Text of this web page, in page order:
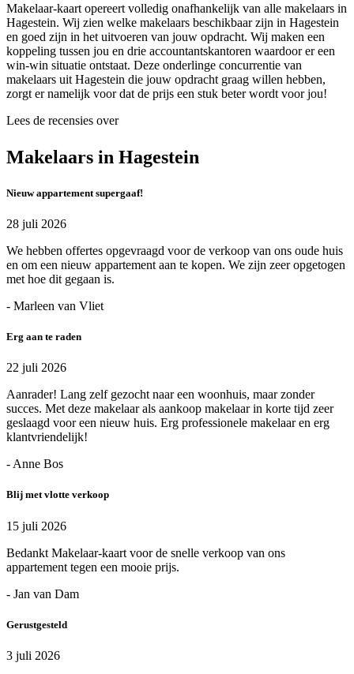
Makelaar-kaart opereert volledig onafhankelijk van alle makelaars in
Hagestein. Wij zien welke makelaars beschikbaar zijn in Hagestein
en goed zijn in het uitvoeren van jouw opdracht. Wij maken een
koppeling tussen jou en drie accountantskantoren waardoor er een
win-win situatie ontstaat. Deze onderlinge concurrentie van
makelaars uit Hagestein die jouw opdracht graag willen hebben,
zorgt er namelijk voor dat de prijs een stuk beter wordt voor jou!
Lees de recensies over
Makelaars in Hagestein
Nieuw appartement supergaaf!
28 juli 2026
We hebben offertes opgevraagd voor de verkoop van ons oude huis
en om een nieuw appartement aan te kopen. We zijn zeer opgetogen
met hoe dit gegaan is.
- Marleen van Vliet
Erg aan te raden
22 juli 2026
Aanrader! Lang zelf gezocht naar een woonhuis, maar zonder
succes. Met deze makelaar als aankoop makelaar in korte tijd zeer
geslaagd voor een nieuw huis. Erg professionele makelaar en erg
klantvriendelijk!
- Anne Bos
Blij met vlotte verkoop
15 juli 2026
Bedankt Makelaar-kaart voor de snelle verkoop van ons
appartement tegen een mooie prijs.
- Jan van Dam
Gerustgesteld
3 juli 2026